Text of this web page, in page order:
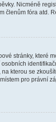
Nicméně
fóra atd.
stránky, které
kterou se
pro právní